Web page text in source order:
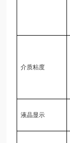
介质粘度
液晶显示